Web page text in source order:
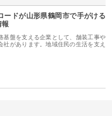
ードが山形県鶴岡市で手がける
報
基盤を支える企業として、舗装工事や
社があります。地域住民の生活を支え